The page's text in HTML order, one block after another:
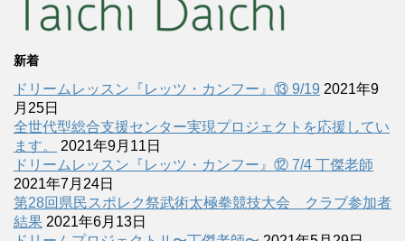
新着
ドリームレッスン『レッツ・カンフー』⑬ 9/19 2021年9
月25日
全世代型総合支援センター実現プロジェクトを応援してい
ます。
2021年9月11日
ドリームレッスン『レッツ・カンフー』⑫ 7/4 丁傑老師
2021年7月24日
第28回県民スポレク祭武術太極拳競技大会 クラブ参加者
結果 2021年6月13日